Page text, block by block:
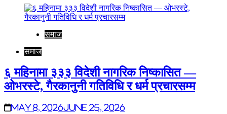
समाज
समाज
६ महिनामा ३३३ विदेशी नागरिक निष्कासित —
ओभरस्टे, गैरकानुनी गतिविधि र धर्म प्रचारसम्म
May 8, 2026June 25, 2026